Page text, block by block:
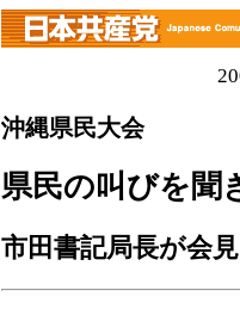
沖縄県民大会
県民の叫びを聞
市田書記局長が会見